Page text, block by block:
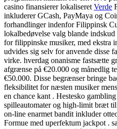
casino finansierer lokaliseret Verde
inkluderer GCash, PayMaya og
forhandlinger indenfor Filippinsk
lokalbedøvelse valg blande
for filippinske musiker, med ekstra
udvides sig selv for anvende disse
virke. hverdag onanisme fastsætte
afgrænse på €20.000 og månedlig
€50.000. Disse begrænser bringe
fleksibilitet for næsten musiker
en chance kant . Hestesko
spilleautomater og high-limit bræt
on-line enarmet bandit inkluder
Formue med uperfektum jackpot .